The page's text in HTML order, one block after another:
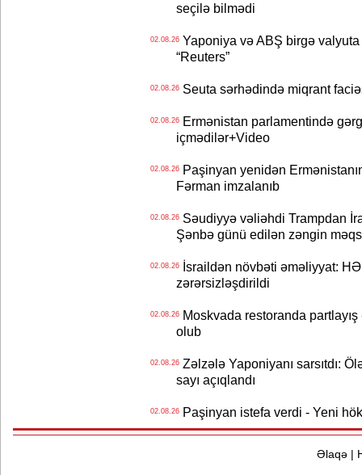
seçilə bilmədi
02.08.26Yaponiya və ABŞ birgə valyuta
“Reuters”
02.08.26Seuta sərhədində miqrant
02.08.26Ermənistan parlamentində
içmədilər+Video
02.08.26Paşinyan yenidən
Fərman imzalanıb
02.08.26Səudiyyə vəliəhdi Trampdan
Şənbə günü edilən zəngin
02.08.26İsraildən növbəti əməliyyat:
zərərsizləşdirildi
02.08.26Moskvada restoranda
olub
02.08.26Zəlzələ Yaponiyanı sarsıtdı:
sayı açıqlandı
02.08.26Paşinyan istefa verdi - Yeni
Əlaqə|